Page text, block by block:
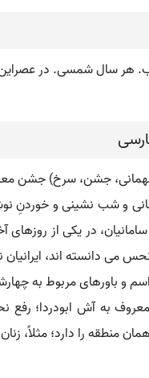
هر سال شمسی. در عصراین
جشن، سرخ) جشن
و شب نشینی و خوردنِ
در یکی از
نحس می دانسته اند،
و باورهای مربوط به
به آش ابودردا؛ رفع
منطقه را دارد؛ مثلاً،